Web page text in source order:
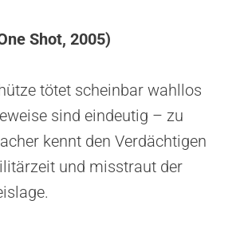
Shot, 2005)
tötet scheinbar wahllos
sind eindeutig – zu
kennt den Verdächtigen
und misstraut der